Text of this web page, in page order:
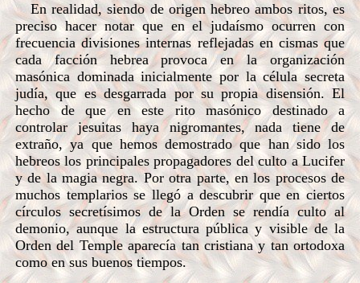
En realidad, siendo de origen hebreo ambos ritos, es
preciso hacer notar que en el judaísmo ocurren con
frecuencia divisiones internas reflejadas en cismas que
cada facción hebrea provoca en la organización
masónica dominada inicialmente por la célula secreta
judía, que es desgarrada por su propia disensión. El
hecho de que en este rito masónico destinado a
controlar jesuitas haya nigromantes, nada tiene de
extraño, ya que hemos demostrado que han sido los
hebreos los principales propagadores del culto a Lucifer
y de la magia negra. Por otra parte, en los procesos de
muchos templarios se llegó a descubrir que en ciertos
círculos secretísimos de la Orden se rendía culto al
demonio, aunque la estructura pública y visible de la
Orden del Temple aparecía tan cristiana y tan ortodoxa
como en sus buenos tiempos.